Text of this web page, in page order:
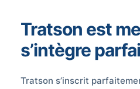
Tratson est
s’intègre
Tratson s’inscrit